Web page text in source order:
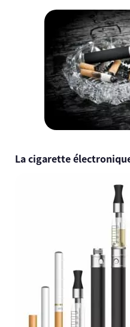
La cigarette